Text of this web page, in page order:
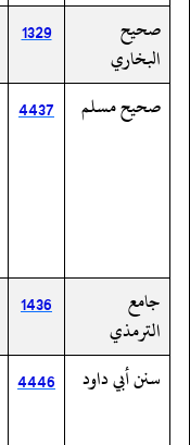
صحيح
البخاري
1329
صحيح مسلم
4437
جامع
الترمذي
1436
سنن أبي داود 4446